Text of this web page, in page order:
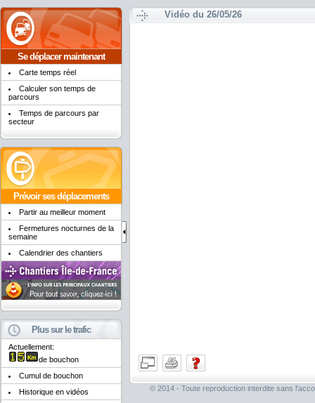
Se déplacer maintenant
Carte temps réel
Calculer son temps de
parcours
Temps de parcours par
secteur
Prévoir ses déplacements
Partir au meilleur moment
Fermetures nocturnes de la
semaine
Calendrier des chantiers
Plus sur le trafic
Actuellement:
de bouchon
Cumul de bouchon
Historique en vidéos
Vidéo du 26/05/26
© 2014 - Toute reproduction interdite sans